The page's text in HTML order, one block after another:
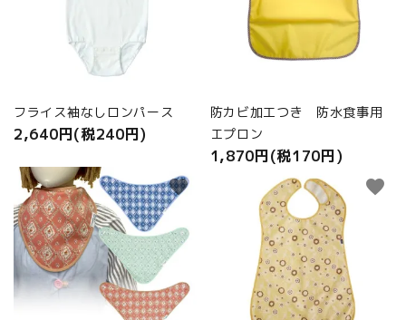
フライス袖なしロンパース
2,640円(税240円)
防カビ加工つき 防水食事用
エプロン
1,870円(税170円)
favorite favorite